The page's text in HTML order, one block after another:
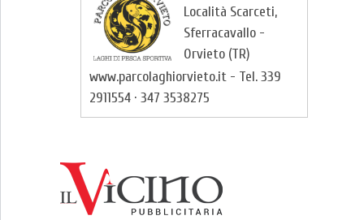
Località Scarceti,
Sferracavallo -
Orvieto (TR)
www.parcolaghiorvieto.it - Tel. 339
2911554 · 347 3538275